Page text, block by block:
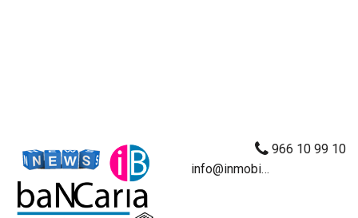
966 10 99 10
info@inmobiliariabancaria.com